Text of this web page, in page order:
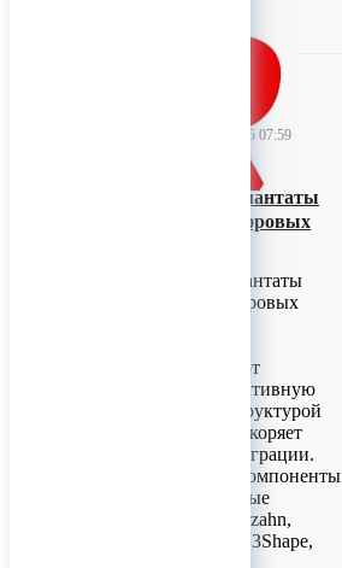
10 февраля 2025 07:59
Дентальные имплантаты
КОНМЕТ – в цифровых
Дентальные имплантаты
КОНМЕТ – в цифровых
Имплантаты имеют
уникальную биоактивную
поверхность со структурой
Анатаз, которая ускоряет
процесс остеоинтеграции.
Ортопедические компоненты
внесены в цифровые
библиотеки Zirkonzahn,
ExoCad, Planmeca, 3Shape,